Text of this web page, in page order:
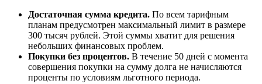
Достаточная сумма кредита. По всем тарифным
планам предусмотрен максимальный лимит в размере
300 тысяч рублей. Этой суммы хватит для решения
небольших финансовых проблем.
Покупки без процентов. В течение 50 дней с момента
совершения покупки на сумму долга не начисляются
проценты по условиям льготного периода.